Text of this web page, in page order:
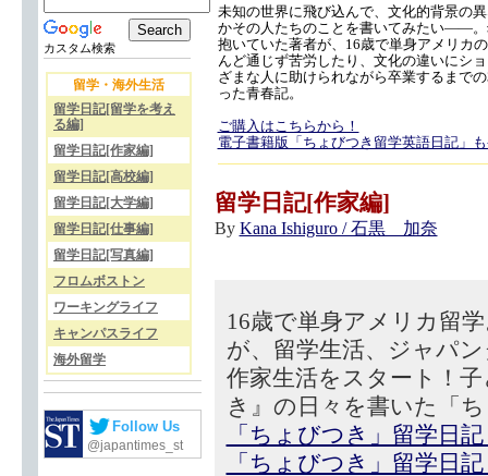
カスタム検索
留学・海外生活
留学日記[留学を考え
る編]
留学日記[作家編]
留学日記[高校編]
留学日記[大学編]
留学日記[仕事編]
留学日記[写真編]
フロムボストン
ワーキングライフ
キャンパスライフ
海外留学
Follow Us
@japantimes_st
未知の世界に飛び込んで、文化的背景の
かその人たちのことを書いてみたい——
抱いていた著者が、16歳で単身アメリカ
んど通じず苦労したり、文化の違いにシ
ざまな人に助けられながら卒業するまで
った青春記。
ご購入はこちらから！
電子書籍版「ちょびつき留学英語日記」
留学日記[作家編]
By Kana Ishiguro / 石黒 加奈
16歳で単身アメリカ留
が、留学生活、ジャパ
作家生活をスタート！
き』の日々を書いた「
「ちょびつき」留学日
「ちょびつき」留学日